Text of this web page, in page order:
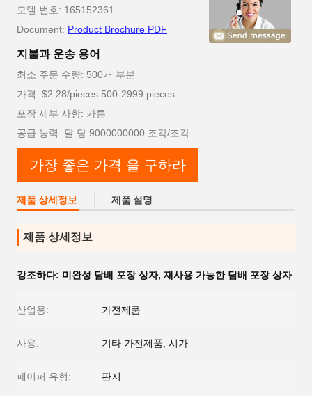
모델 번호: 165152361
Document: Product Brochure PDF
지불과 운송 용어
최소 주문 수량: 500개 부분
가격: $2.28/pieces 500-2999 pieces
포장 세부 사항: 카튼
공급 능력: 달 당 9000000000 조각/조각
가장 좋은 가격 을 구하라
제품 상세정보 제품 설명
제품 상세정보
강조하다: 미완성 담배 포장 상자, 재사용 가능한 담배 포장 상자
산업용: 가전제품
사용: 기타 가전제품, 시가
페이퍼 유형: 판지